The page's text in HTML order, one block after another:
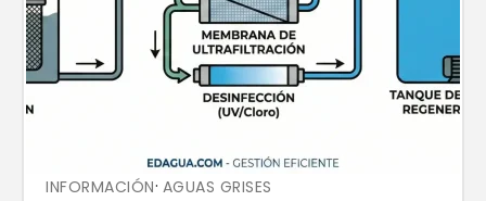
INFORMACIÓN· AGUAS GRISES